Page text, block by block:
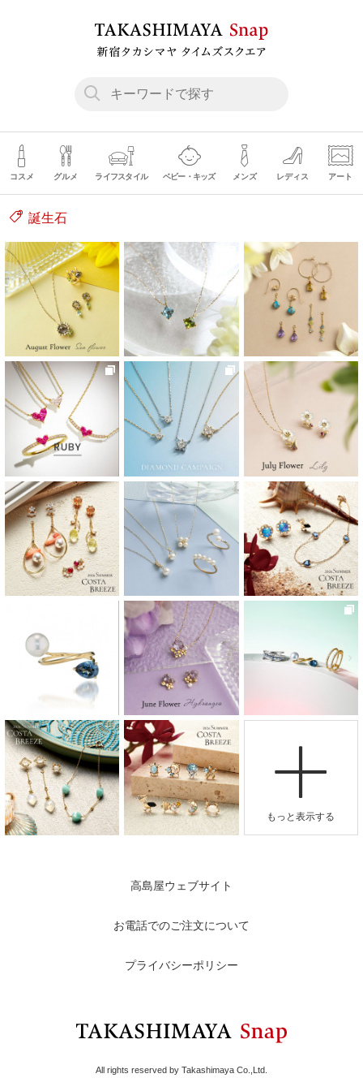
コスメ グルメ ライフスタイル ベビー・キッズ メンズ レディス アート
誕生石
高島屋ウェブサイト
お電話でのご注文について
プライバシーポリシー
All rights reserved by Takashimaya Co.,Ltd.